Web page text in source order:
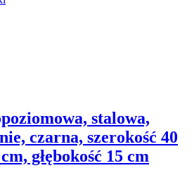
stalowa,
czarna, szerokość 40
głębokość 15 cm